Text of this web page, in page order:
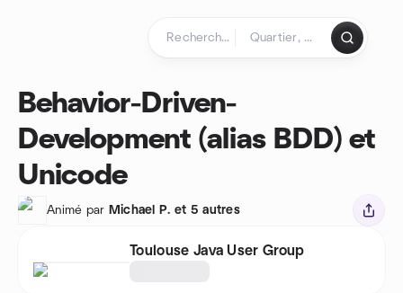
Behavior-Driven-
Development (alias BDD) et
Unicode
Animé par Michael P. et 5 autres
Toulouse Java User Group